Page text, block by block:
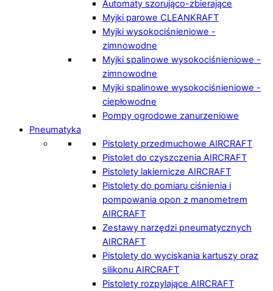
Automaty szorująco-zbierające
Myjki parowe CLEANKRAFT
Myjki wysokociśnieniowe -
zimnowodne
Myjki spalinowe wysokociśnieniowe -
zimnowodne
Myjki spalinowe wysokociśnieniowe -
ciepłowodne
Pompy ogrodowe zanurzeniowe
Pneumatyka
Pistolety przedmuchowe AIRCRAFT
Pistolet do czyszczenia AIRCRAFT
Pistolety lakiernicze AIRCRAFT
Pistolety do pomiaru ciśnienia i
pompowania opon z manometrem
AIRCRAFT
Zestawy narzędzi pneumatycznych
AIRCRAFT
Pistolety do wyciskania kartuszy oraz
silikonu AIRCRAFT
Pistolety rozpylające AIRCRAFT